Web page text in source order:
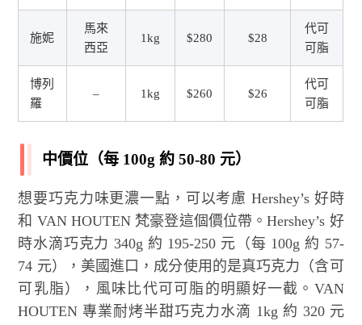
施妮
馬來
西亞
1kg $280 $28
代可
可脂
博列
羅
– 1kg $260 $26
代可
可脂
中價位（每 100g 約 50-80 元）
想要巧克力味更濃一點，可以考慮 Hershey’s 好時
和 VAN HOUTEN 梵豪登這個價位帶。Hershey’s 好
時水滴巧克力 340g 約 195-250 元（每 100g 約 57-
74 元），美國進口，成分使用的是真巧克力（含可
可乳脂），風味比代可可脂的明顯好一截。VAN
HOUTEN 專業耐烤半甜巧克力水滴 1kg 約 320 元